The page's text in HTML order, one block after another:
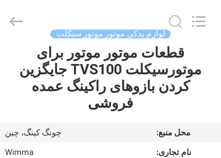
محصولات
درباره
لوازم یدکی موتور موتور سیکلت
قطعات موتور موتور برای
موتورسیکلت TVS100 جایگزین
کردن بازوهای راکینگ عمده
فروشی
محل منبع:
چونگ کینگ، چین
نام تجاری:
Wimma